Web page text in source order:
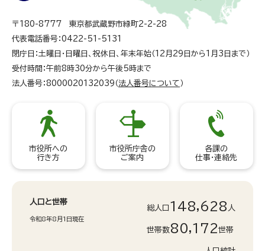
〒180-8777 東京都武蔵野市緑町2-2-28
代表電話番号：0422-51-5131
閉庁日：土曜日・日曜日、祝休日、年末年始（12月29日から1月3日まで）
受付時間：午前8時30分から午後5時まで
法人番号：8000020132039（ 法人番号について ）
市役所への
行き方
市役所庁舎の
ご案内
各課の
仕事・連絡先
人口と世帯
令和8年8月1日現在
総人口 148,628 人
世帯数80,172世帯